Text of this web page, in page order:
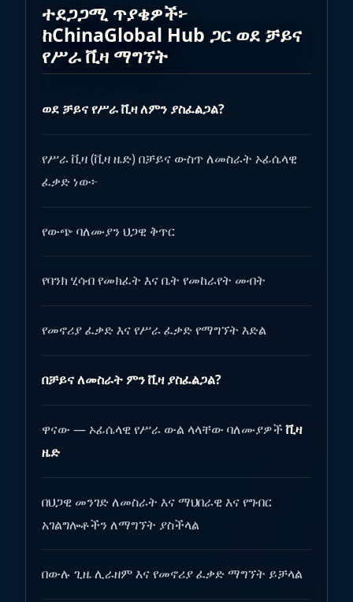
ተደጋጋሚ ጥያቄዎች፦
ከChinaGlobal Hub ጋር ወደ ቻይና
የሥራ ቪዛ ማግኘት
ወደ ቻይና የሥራ ቪዛ ለምን ያስፈልጋል?
የሥራ ቪዛ (ቪዛ ዜድ) በቻይና ውስጥ ለመስራት ኦፊሴላዊ
ፈቃድ ነው፦
የውጭ ባለሙያን ህጋዊ ቅጥር
የባንክ ሂሳብ የመክፈት እና ቤት የመከራየት መብት
የመኖሪያ ፈቃድ እና የሥራ ፈቃድ የማግኘት እድል
በቻይና ለመስራት ምን ቪዛ ያስፈልጋል?
ዋናው — ኦፊሴላዊ የሥራ ውል ላላቸው ባለሙያዎችቪዛ
ዜድ
በህጋዊ መንገድ ለመስራት እና ማህበራዊ እና የግብር
አገልግሎቶችን ለማግኘት ያስችላል
በውሉ ጊዜ ሊራዘም እና የመኖሪያ ፈቃድ ማግኘት ይቻላል